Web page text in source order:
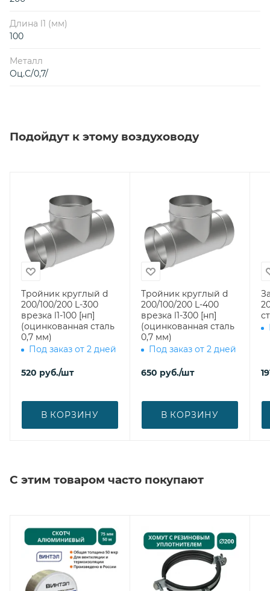
Длина l1 (мм)
100
Металл
Оц.С/0,7/
Подойдут к этому воздуховоду
Тройник круглый d
200/100/200 L-300
врезка l1-100 [нп]
(оцинкованная сталь
0,7 мм)
Под заказ от 2 дней
520 руб./шт
В КОРЗИНУ
Тройник круглый d
200/100/200 L-400
врезка l1-300 [нп]
(оцинкованная сталь
0,7 мм)
Под заказ от 2 дней
650 руб./шт
В КОРЗИНУ
200
С этим товаром часто покупают